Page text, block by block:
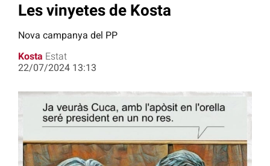
Les vinyetes de Kosta
Nova campanya del PP
Kosta Estat
22/07/2024 13:13